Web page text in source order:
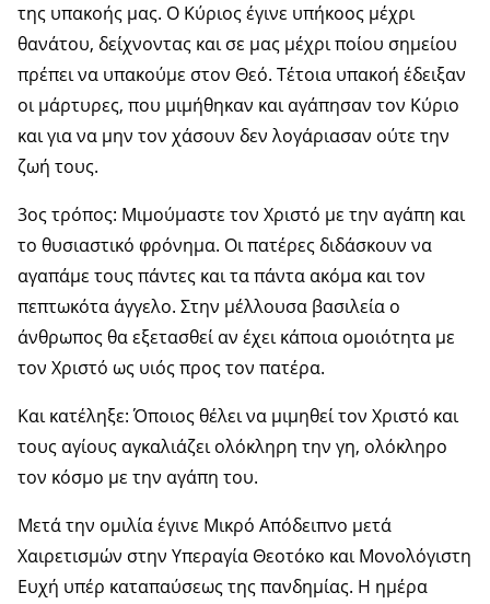
της υπακοής μας. Ο Κύριος έγινε υπήκοος μέχρι
θανάτου, δείχνοντας και σε μας μέχρι ποίου σημείου
πρέπει να υπακούμε στον Θεό. Τέτοια υπακοή έδειξαν
οι μάρτυρες, που μιμήθηκαν και αγάπησαν τον Κύριο
και για να μην τον χάσουν δεν λογάριασαν ούτε την
ζωή τους.
3ος τρόπος: Μιμούμαστε τον Χριστό με την αγάπη και
το θυσιαστικό φρόνημα. Οι πατέρες διδάσκουν να
αγαπάμε τους πάντες και τα πάντα ακόμα και τον
πεπτωκότα άγγελο. Στην μέλλουσα βασιλεία ο
άνθρωπος θα εξετασθεί αν έχει κάποια ομοιότητα με
τον Χριστό ως υιός προς τον πατέρα.
Και κατέληξε: Όποιος θέλει να μιμηθεί τον Χριστό και
τους αγίους αγκαλιάζει ολόκληρη την γη, ολόκληρο
τον κόσμο με την αγάπη του.
Μετά την ομιλία έγινε Μικρό Απόδειπνο μετά
Χαιρετισμών στην Υπεραγία Θεοτόκο και Μονολόγιστη
Ευχή υπέρ καταπαύσεως της πανδημίας. Η ημέρα